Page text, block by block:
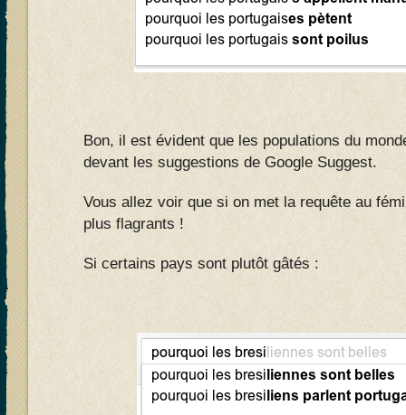
Bon, il est évident que les populations du
devant les suggestions de Google Suggest.
Vous allez voir que si on met la requête au
plus flagrants !
Si certains pays sont plutôt gâtés :